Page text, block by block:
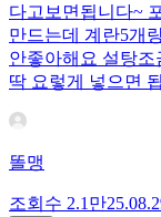
다고보면됩니다~
만드는데 계란5개
안좋아해요 설탕
딱 요렇게 넣으면
똘맹
조회수 2.1만